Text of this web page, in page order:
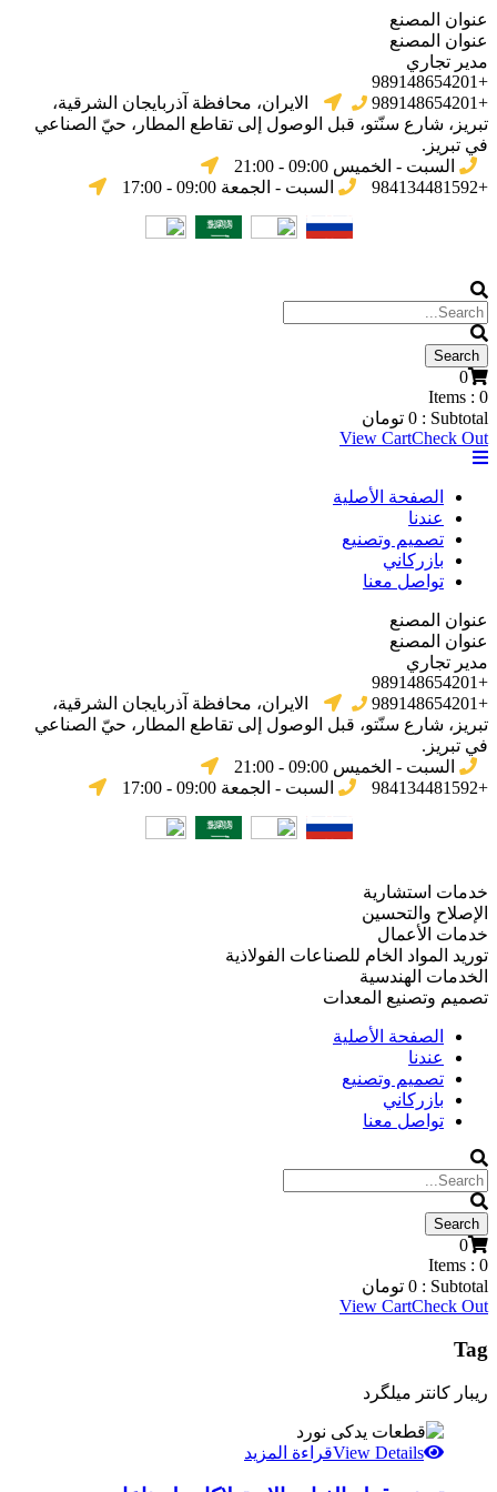
عنوان المصنع
عنوان المصنع
مدير تجاري
+989148654201
+989148654201
الایران، محافظة آذربایجان الشرقیة،
تبریز، شارع سنّتو، قبل الوصول إلى تقاطع المطار، حيّ الصناعي
في تبریز.
السبت - الخميس 09:00 - 21:00
+984134481592
السبت - الجمعة 09:00 - 17:00
0
Items : 0
Subtotal :
0 تومان
View CartCheck Out
الصفحة الأصلية
عندنا
تصميم وتصنيع
بازركاني
تواصل معنا
عنوان المصنع
عنوان المصنع
مدير تجاري
+989148654201
+989148654201
الایران، محافظة آذربایجان الشرقیة،
تبریز، شارع سنّتو، قبل الوصول إلى تقاطع المطار، حيّ الصناعي
في تبریز.
السبت - الخميس 09:00 - 21:00
+984134481592
السبت - الجمعة 09:00 - 17:00
خدمات استشارية
الإصلاح والتحسين
خدمات الأعمال
توريد المواد الخام للصناعات الفولاذية
الخدمات الهندسية
تصميم وتصنيع المعدات
الصفحة الأصلية
عندنا
تصميم وتصنيع
بازركاني
تواصل معنا
0
Items : 0
Subtotal :
0 تومان
View CartCheck Out
Tag
ریبار کانتر میلگرد
View Detailsقراءة المزيد